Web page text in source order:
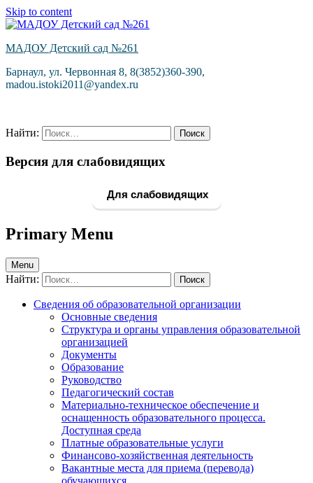
Skip to content
МАДОУ Детский сад №261
Барнаул, ул. Червонная 8, 8(3852)360-390,
madou.istoki2011@yandex.ru
Найти:
Версия для слабовидящих
Для слабовидящих
Primary Menu
Menu
Найти:
Сведения об образовательной организации
Основные сведения
Структура и органы управления образовательной
организацией
Документы
Образование
Руководство
Педагогический состав
Материально-техническое обеспечение и
оснащенность образовательного процесса.
Доступная среда
Платные образовательные услуги
Финансово-хозяйственная деятельность
Вакантные места для приема (перевода)